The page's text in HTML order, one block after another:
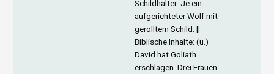
Schildhalter: Je ein
aufgerichteter Wolf mit
gerolltem Schild. ||
Biblische Inhalte: (u.)
David hat Goliath
erschlagen. Drei Frauen